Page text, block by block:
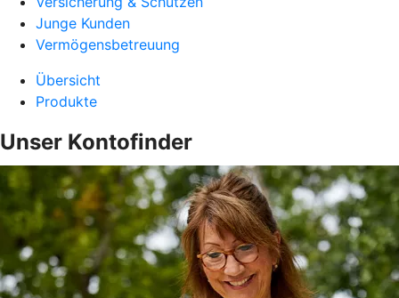
Junge Kunden
Vermögensbetreuung
Übersicht
Produkte
Unser Kontofinder